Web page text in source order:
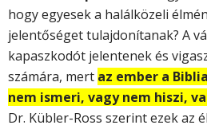
hogy egyesek a halálközeli
jelentőséget tulajdonítanak? A
kapaszkodót jelentenek és
számára, mert az ember a
nem ismeri, vagy nem hiszi,
Dr. Kübler-Ross szerint ezek az